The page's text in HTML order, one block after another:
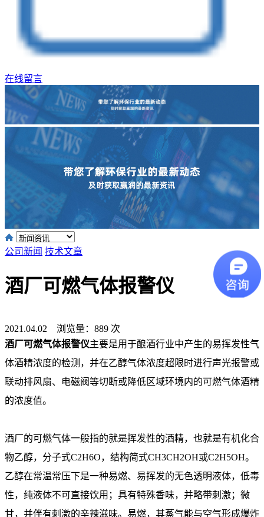
在线留言
公司新闻 技术文章
酒厂可燃气体报警仪
2021.04.02 浏览量：889 次
酒厂可燃气体报警仪主要是用于酿酒行业中产生的易挥发性气
体酒精浓度的检测，并在乙醇气体浓度超限时进行声光报警或
联动排风扇、电磁阀等切断或降低区域环境内的可燃气体酒精
的浓度值。
酒厂的可燃气体一般指的就是挥发性的酒精，也就是有机化合
物乙醇，分子式C2H6O，结构简式CH3CH2OH或C2H5OH。
乙醇在常温常压下是一种易燃、易挥发的无色透明液体，低毒
性，纯液体不可直接饮用；具有特殊香味，并略带刺激；微
甘，并伴有刺激的辛辣滋味。易燃，其蒸气能与空气形成爆炸